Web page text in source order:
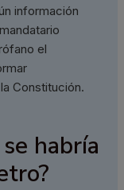
información
el
Constitución.
habría